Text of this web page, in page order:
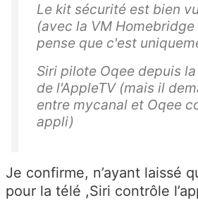
Le kit sécurité est bien
(avec la VM
pense que c'est
Siri pilote Oqee depuis
de l'AppleTV (mais il
entre mycanal et Oqee
appli)
Je confirme, n’ayant laissé
pour la télé ,Siri contrôle